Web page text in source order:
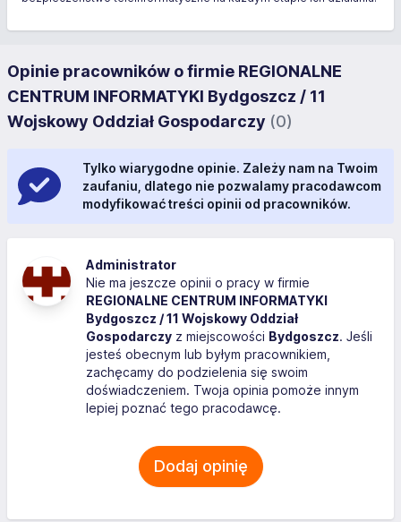
Opinie pracowników o firmie REGIONALNE
CENTRUM INFORMATYKI Bydgoszcz / 11
Wojskowy Oddział Gospodarczy (0)
Tylko wiarygodne opinie. Zależy nam na Twoim
zaufaniu, dlatego nie pozwalamy pracodawcom
modyfikować treści opinii od pracowników.
Administrator
Nie ma jeszcze opinii o pracy w firmie
REGIONALNE CENTRUM INFORMATYKI
Bydgoszcz / 11 Wojskowy Oddział
Gospodarczy z miejscowości Bydgoszcz. Jeśli
jesteś obecnym lub byłym pracownikiem,
zachęcamy do podzielenia się swoim
doświadczeniem. Twoja opinia pomoże innym
lepiej poznać tego pracodawcę.
Dodaj opinię